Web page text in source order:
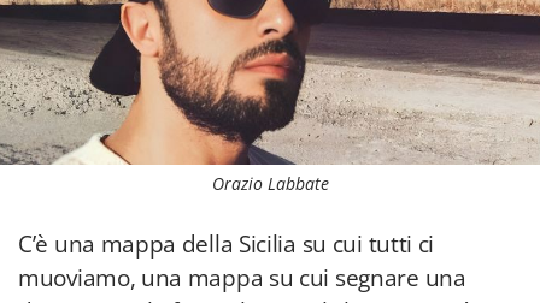
Orazio Labbate
C’è una mappa della Sicilia su cui tutti ci
muoviamo, una mappa su cui segnare una